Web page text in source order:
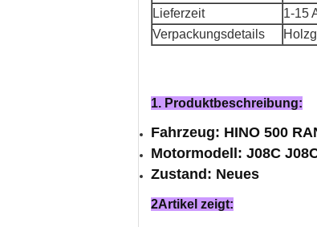
Lieferzeit
1-15
Verpackungsdetails
1. Produktbeschreibung:
Fahrzeug: HINO 500
Motormodell: J08C
Zustand: Neues
2Artikel zeigt: